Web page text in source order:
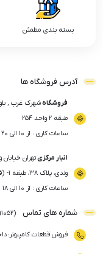
بسته بندی مطمئن
آدرس فروشگاه ها
فروشگاهشهرک غرب ,
طبقه ۲ واحد ۲۵۴
ساعات کاری : از ۱۰ الی ۲۰
انبار مرکزیتهران خیابان
ولدی، پلاک ۳۸، طبقه ۱- (فقط دریافت کالا با هماهنگی قبلی)
ساعات کاری : از ۱۰ الی ۱۸
شماره های تماس (
فروش قطعات کامپیوتر :